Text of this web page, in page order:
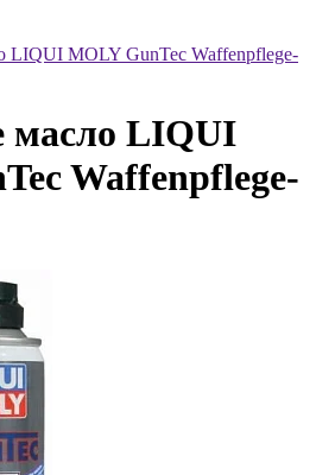
LIQUI MOLY GunTec Waffenpflege-
масло LIQUI
Waffenpflege-